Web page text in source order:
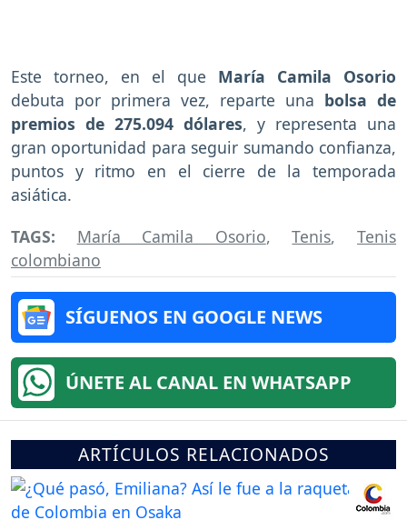
Este torneo, en el que María Camila Osorio
debuta por primera vez, reparte una bolsa de
premios de 275.094 dólares, y representa una
gran oportunidad para seguir sumando confianza,
puntos y ritmo en el cierre de la temporada
asiática.
TAGS: María Camila Osorio,Tenis,Tenis
colombiano
SÍGUENOS EN GOOGLE NEWS
ÚNETE AL CANAL EN WHATSAPP
ARTÍCULOS RELACIONADOS